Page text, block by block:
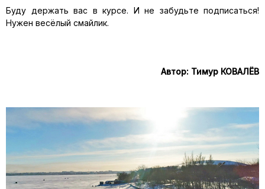
Буду держать вас в курсе. И не забудьте подписаться!
Нужен весёлый смайлик.
Автор: Тимур КОВАЛЁВ